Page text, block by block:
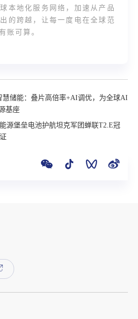
本地化服务网络，加速从产品
的跨越，让每一度电在全球范
账可算。
慧储能：叠片高倍率+AI调优，为全球AI
基座
源堡垒电池护航坦克军团蝉联T2.E冠